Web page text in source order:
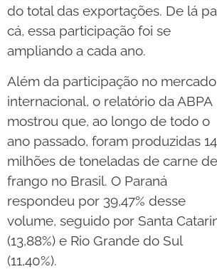
do total das exportações. De lá
cá, essa participação foi se
ampliando a cada ano.
Além da participação no mercado
internacional, o relatório da ABPA
mostrou que, ao longo de todo o
ano passado, foram produzidas
milhões de toneladas de carne de
frango no Brasil. O Paraná
respondeu por 39,47% desse
volume, seguido por Santa
(13,88%) e Rio Grande do Sul
(11,40%).